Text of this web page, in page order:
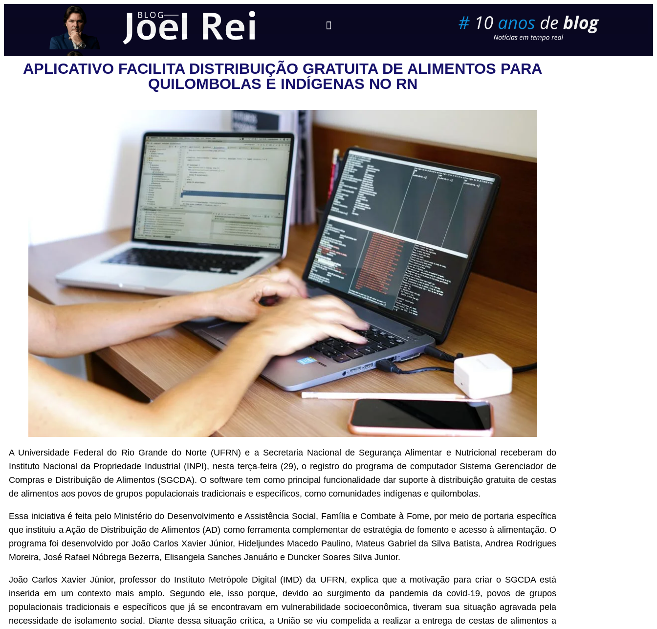
APLICATIVO FACILITA DISTRIBUIÇÃO GRATUITA DE ALIMENTOS PARA
QUILOMBOLAS E INDÍGENAS NO RN
A Universidade Federal do Rio Grande do Norte (UFRN) e a Secretaria Nacional de Segurança Alimentar e Nutricional receberam do
Instituto Nacional da Propriedade Industrial (INPI), nesta terça-feira (29), o registro do programa de computador Sistema Gerenciador de
Compras e Distribuição de Alimentos (SGCDA). O software tem como principal funcionalidade dar suporte à distribuição gratuita de cestas
de alimentos aos povos de grupos populacionais tradicionais e específicos, como comunidades indígenas e quilombolas.
Essa iniciativa é feita pelo Ministério do Desenvolvimento e Assistência Social, Família e Combate à Fome, por meio de portaria específica
que instituiu a Ação de Distribuição de Alimentos (AD) como ferramenta complementar de estratégia de fomento e acesso à alimentação. O
programa foi desenvolvido por João Carlos Xavier Júnior, Hideljundes Macedo Paulino, Mateus Gabriel da Silva Batista, Andrea Rodrigues
Moreira, José Rafael Nóbrega Bezerra, Elisangela Sanches Januário e Duncker Soares Silva Junior.
João Carlos Xavier Júnior, professor do Instituto Metrópole Digital (IMD) da UFRN, explica que a motivação para criar o SGCDA está
inserida em um contexto mais amplo. Segundo ele, isso porque, devido ao surgimento da pandemia da covid-19, povos de grupos
populacionais tradicionais e específicos que já se encontravam em vulnerabilidade socioeconômica, tiveram sua situação agravada pela
necessidade de isolamento social. Diante dessa situação crítica, a União se viu compelida a realizar a entrega de cestas de alimentos a